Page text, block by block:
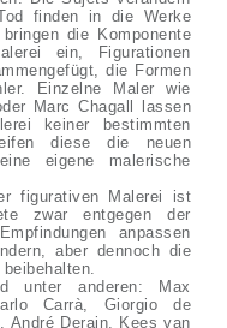
finden in die Werke
die Komponente
ein, Figurationen
die Formen
Einzelne Maler wie
Marc Chagall lassen
keiner bestimmten
diese die neuen
eigene malerische
figurativen Malerei ist
zwar entgegen der
anpassen
aber dennoch die
unter anderen: Max
Carrà, Giorgio de
André Derain, Kees van